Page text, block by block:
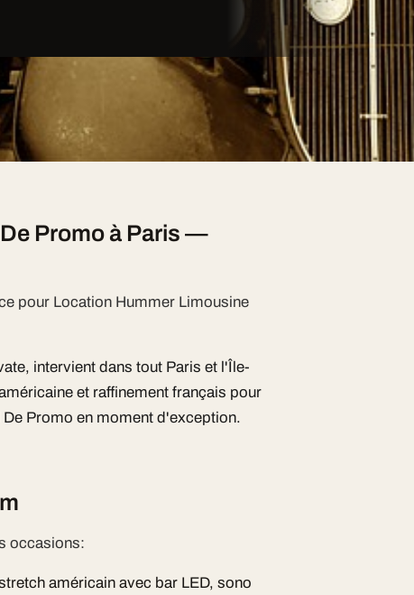
Bal De Promo en limousine
en costume, devis
Promo à Paris —
pour Location Hummer Limousine
intervient dans tout Paris et l'Île-
et raffinement français pour
Promo en moment d'exception.
occasions:
américain avec bar LED, sono